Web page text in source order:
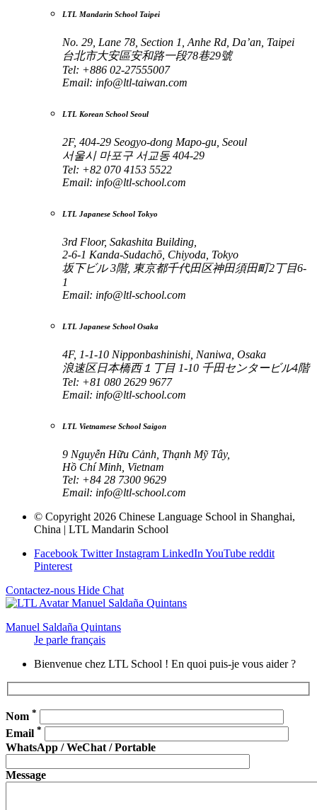
LTL Mandarin School Taipei
No. 29, Lane 78, Section 1, Anhe Rd, Da’an, Taipei
台北市大安區安和路一段78巷29號
Tel: +886 02-27555007
Email: info@ltl-taiwan.com
LTL Korean School Seoul
2F, 404-29 Seogyo-dong Mapo-gu, Seoul
서울시 마포구 서교동 404-29
Tel: +82 070 4153 5522
Email: info@ltl-school.com
LTL Japanese School Tokyo
3rd Floor, Sakashita Building,
2-6-1 Kanda-Sudachō, Chiyoda, Tokyo
坂下ビル 3階, 東京都千代田区神田須田町2丁目6-
1
Email: info@ltl-school.com
LTL Japanese School Osaka
4F, 1-1-10 Nipponbashinishi, Naniwa, Osaka
浪速区日本橋西１丁目 1-10 千田センタービル4階
Tel: +81 080 2629 9677
Email: info@ltl-school.com
LTL Vietnamese School Saigon
9 Nguyễn Hữu Cảnh, Thạnh Mỹ Tây,
Hồ Chí Minh, Vietnam
Tel: +84 28 7300 9629
Email: info@ltl-school.com
© Copyright 2026 Chinese Language School in Shanghai,
China | LTL Mandarin School
Facebook TwitterInstagram LinkedIn YouTube reddit
Pinterest
Contactez-nous Hide Chat
Manuel Saldaña Quintans
Je parle français
Bienvenue chez LTL School ! En quoi puis-je vous aider ?
Nom *
Email *
WhatsApp / WeChat / Portable
Message